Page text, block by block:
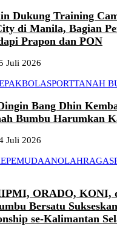
Dukung Training
di Manila, Bagian
Prapon dan PON
Juli 2026
SPORTTANAH
Bang Dhin
Bumbu Harumkan
Juli 2026
OLAHRAGA
ORADO, KONI,
Bersatu
se-Kalimantan